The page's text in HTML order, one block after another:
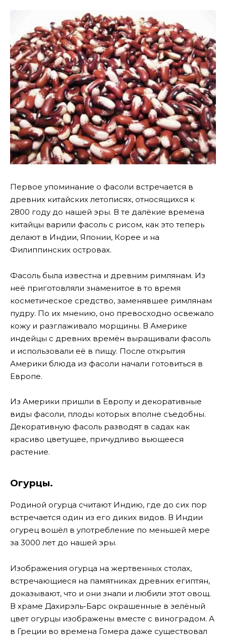
Первое упоминание о фасоли встречается в
древних китайских летописях, относящихся к
2800 году до нашей эры. В те далёкие времена
китайцы варили фасоль с рисом, как это теперь
делают в Индии, Японии, Корее и на
Филиппинских островах.
Фасоль была известна и древним римлянам. Из
неё приготовляли знаменитое в то время
косметическое средство, заменявшее римлянам
пудру. По их мнению, оно превосходно освежало
кожу и разглаживало морщины. В Америке
индейцы с древних времён выращивали фасоль
и использовали её в пищу. После открытия
Америки блюда из фасоли начали готовиться в
Европе.
Из Америки пришли в Европу и декоративные
виды фасоли, плоды которых вполне съедобны.
Декоративную фасоль разводят в садах как
красиво цветущее, причудливо вьющееся
растение.
Огурцы.
Родиной огурца считают Индию, где до сих пор
встречается один из его диких видов. В Индии
огурец вошёл в употребление по меньшей мере
за 3000 лет до нашей эры.
Изображения огурца на жертвенных столах,
встречающиеся на памятниках древних египтян,
доказывают, что и они знали и любили этот овощ.
В храме Дахирэль-Барс окрашенные в зелёный
цвет огурцы изображены вместе с виноградом. А
в Греции во времена Гомера даже существовал